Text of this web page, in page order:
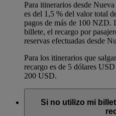
Para itinerarios desde
es del 1,5 % del valor total
pagos de más de 100 NZD.
billete, el recargo por
reservas efectuadas desde
Para los itinerarios que
recargo es de 5 dólares
200 USD.
Si no utilizo mi